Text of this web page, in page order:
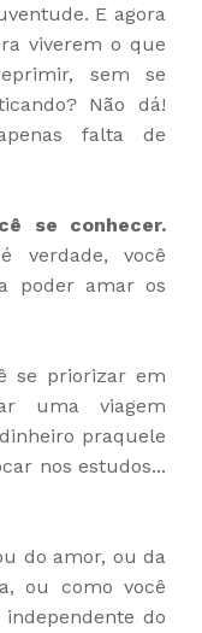
E agora
viverem o que
sem se
Não dá!
falta de
se conhecer.
verdade, você
poder amar os
se priorizar em
uma viagem
praquele
nos estudos...
do amor, ou da
ou como você
do